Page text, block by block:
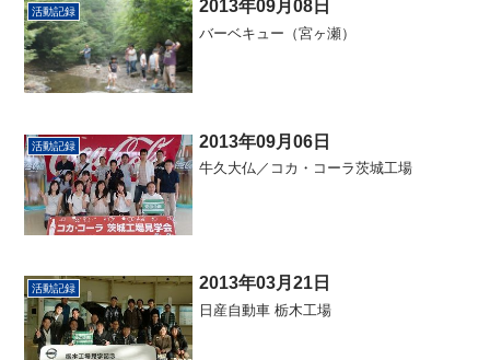
活動記録 2013年09月08日
バーベキュー（宮ヶ瀬）
活動記録 2013年09月06日
牛久大仏／コカ・コーラ茨城工場
活動記録 2013年03月21日
日産自動車 栃木工場